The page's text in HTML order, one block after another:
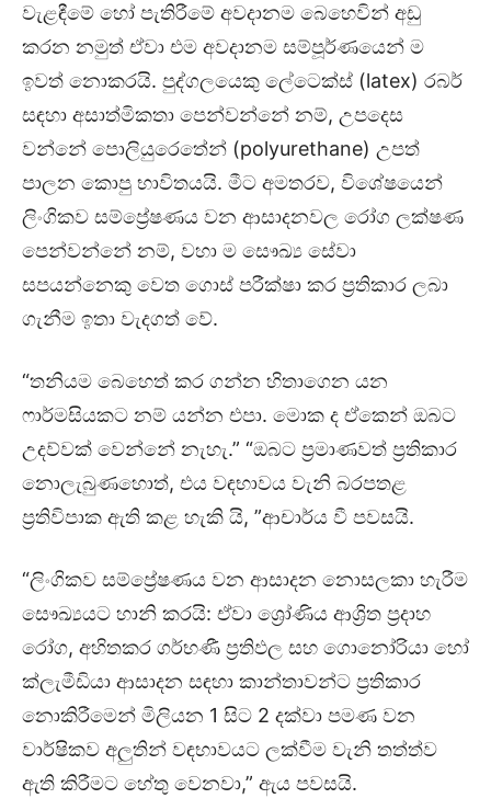
වැළඳීමේ හෝ පැතිරීමේ අවදානම බෙහෙවින් අඩු
කරන නමුත් ඒවා එම අවදානම සම්පූර්ණයෙන් ම
ඉවත් නොකරයි. පුද්ගලයෙකු ලේටෙක්ස් (latex) රබර්
සඳහා අසාත්මිකතා පෙන්වන්නේ නම්, උපදෙස
වන්නේ පොලියුරෙතේන් (polyurethane) උපත්
පාලන කොපු භාවිතයයි. මීට අමතරව, විශේෂයෙන්
ලිංගිකව සම්ප්‍රේෂණය වන ආසාදනවල රෝග ලක්ෂණ
පෙන්වන්නේ නම්, වහා ම සෞඛ්‍ය සේවා
සපයන්නෙකු වෙත ගොස් පරීක්ෂා කර ප්‍රතිකාර ලබා
ගැනීම ඉතා වැදගත් වේ.
“තනියම බෙහෙත් කර ගන්න හිතාගෙන යන
ෆාර්මසියකට නම් යන්න එපා. මොක ද ඒකෙන් ඔබට
උදව්වක් වෙන්නේ නැහැ.” “ඔබට ප්‍රමාණවත් ප්‍රතිකාර
නොලැබුණහොත්, එය වඳභාවය වැනි බරපතළ
ප්‍රතිවිපාක ඇති කළ හැකි යි, ”ආචාර්ය වී පවසයි.
“ලිංගිකව සම්ප්‍රේෂණය වන ආසාදන නොසලකා හැරීම
සෞඛ්‍යයට හානි කරයි: ඒවා ශ්‍රෝණිය ආශ්‍රිත ප්‍රදාහ
රෝග, අහිතකර ගර්භණී ප්‍රතිඵල සහ ගොනෝරියා හෝ
ක්ලැමීඩියා ආසාදන සඳහා කාන්තාවන්ට ප්‍රතිකාර
නොකිරීමෙන් මිලියන 1 සිට 2 දක්වා පමණ වන
වාර්ෂිකව අලුතින් වඳභාවයට ලක්වීම වැනි තත්ත්ව
ඇති කිරීමට හේතු වෙනවා,” ඇය පවසයි.